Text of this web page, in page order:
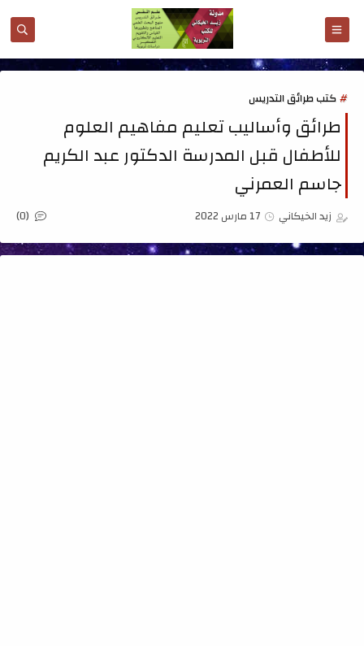
كتب طرائق التدريس
طرائق وأساليب تعليم مفاهيم العلوم
للأطفال قبل المدرسة الدكتور عبد الكريم
جاسم العمرني
زيد الخيكاني 17 مارس 2022 (0)